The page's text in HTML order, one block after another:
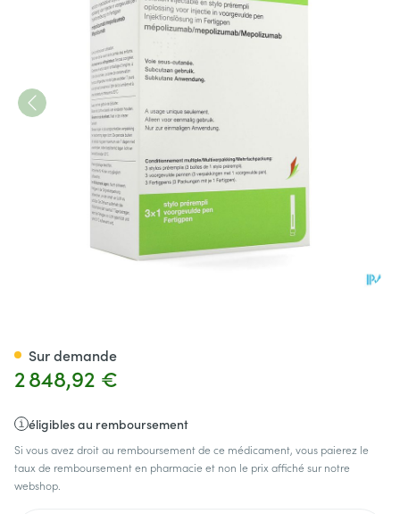
2 848,92 €
éligibles au remboursement
Si vous avez droit au remboursement de ce médicament, vous paierez le
taux de remboursement en pharmacie et non le prix affiché sur notre
webshop.
Sur demande